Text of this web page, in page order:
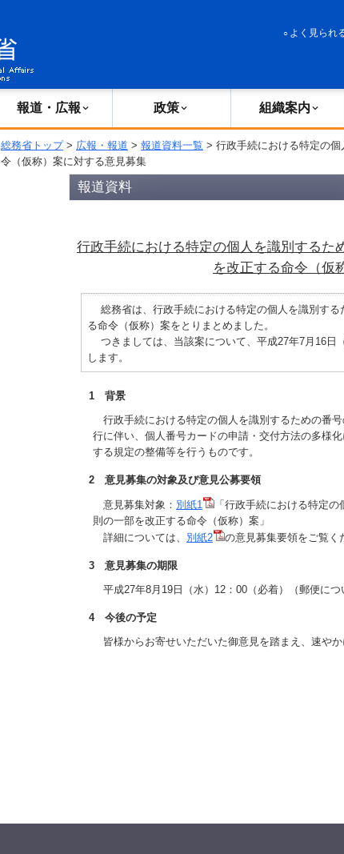
よく見られ
報道・広報 政策 組織案内
総務省トップ> 広報・報道 > 報道資料一覧 > 行政手続における特定の
令（仮称）案に対する意見募集
報道資料
行政手続における特定の個人を識別するた
を改正する命令（仮
総務省は、行政手続における特定の個人を識別する
る命令（仮称）案をとりまとめました。
つきましては、当該案について、平成27年7月16日
します。
1 背景
行政手続における特定の個人を識別するための番
行に伴い、個人番号カードの申請・交付方法の多様
する規定の整備等を行うものです。
2 意見募集の対象及び意見公募要領
意見募集対象： 別紙1
「行政手続における特定
則の一部を改正する命令（仮称）案」
詳細については、 別紙2 の意見募集要領をご覧く
3 意見募集の期限
平成27年8月19日（水）12：00（必着）（郵便につ
4 今後の予定
皆様からお寄せいただいた御意見を踏まえ、速やか